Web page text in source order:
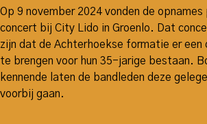
Op 9 november 2024 vonden de
concert bij City Lido in Groenlo. Dat
zijn dat de Achterhoekse formatie er een
te brengen voor hun 35-jarige bestaan.
kennende laten de bandleden deze
voorbij gaan.